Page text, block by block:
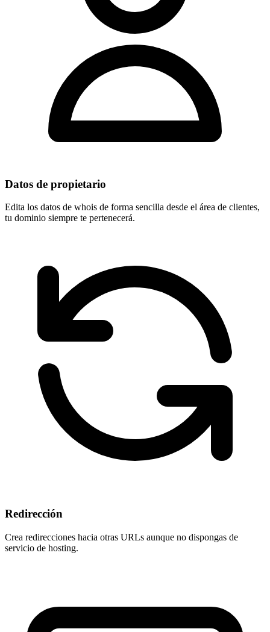
Datos de propietario
Edita los datos de whois de forma sencilla desde el área de clientes,
tu dominio siempre te pertenecerá.
Redirección
Crea redirecciones hacia otras URLs aunque no dispongas de
servicio de hosting.